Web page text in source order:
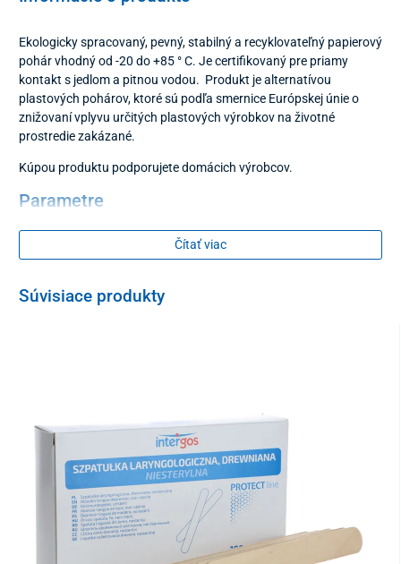
Ekologicky spracovaný, pevný, stabilný a recyklovateľný papierový
pohár vhodný od -20 do +85 ° C. Je certifikovaný pre priamy
kontakt s jedlom a pitnou vodou. Produkt je alternatívou
plastových pohárov, ktoré sú podľa smernice Európskej únie o
znižovaní vplyvu určitých plastových výrobkov na životné
prostredie zakázané.
Kúpou produktu podporujete domácich výrobcov.
Parametre
objem 250 ml
farba biela
Balenie
Čítať viac
Súvisiace produkty